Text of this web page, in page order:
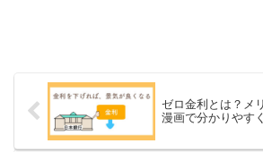
ゼロ金利とは？メ
漫画で分かりやすく